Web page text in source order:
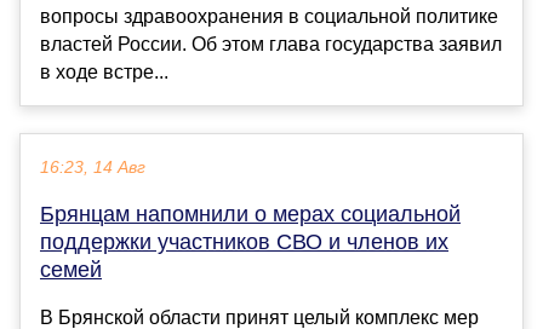
вопросы здравоохранения в социальной политике
властей России. Об этом глава государства заявил
в ходе встре...
16:23, 14 Авг
Брянцам напомнили о мерах социальной
поддержки участников СВО и членов их
семей
В Брянской области принят целый комплекс мер